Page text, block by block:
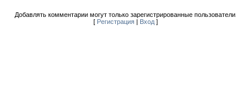
Добавлять комментарии могут только зарегистрированные пользователи.
[ Регистрация | Вход ]